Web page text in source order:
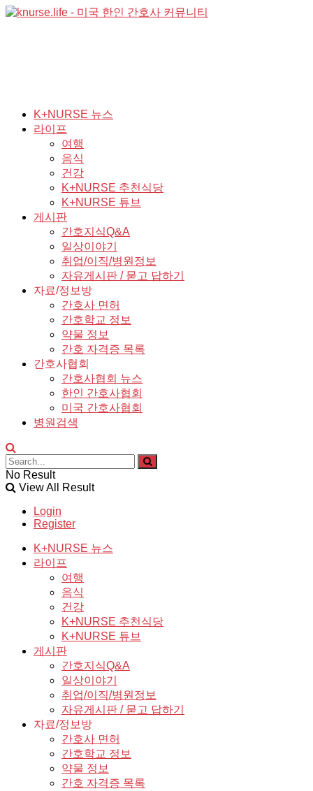
K+NURSE 뉴스
라이프
여행
음식
건강
K+NURSE 추천식당
K+NURSE 튜브
게시판
간호지식Q&A
일상이야기
취업/이직/병원정보
자유게시판 / 묻고 답하기
자료/정보방
간호사 면허
간호학교 정보
약물 정보
간호 자격증 목록
간호사협회
간호사협회 뉴스
한인 간호사협회
미국 간호사협회
병원검색
No Result
View All Result
Login
Register
K+NURSE 뉴스
라이프
여행
음식
건강
K+NURSE 추천식당
K+NURSE 튜브
게시판
간호지식Q&A
일상이야기
취업/이직/병원정보
자유게시판 / 묻고 답하기
자료/정보방
간호사 면허
간호학교 정보
약물 정보
간호 자격증 목록